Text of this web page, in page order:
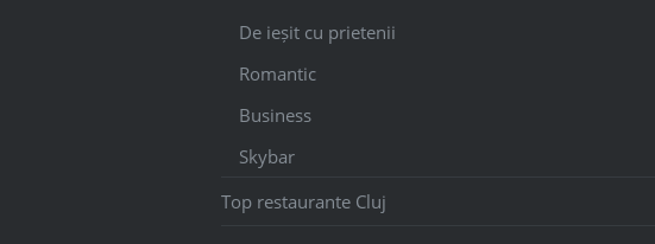
De ieșit cu prietenii
Romantic
Business
Skybar
Top restaurante Cluj